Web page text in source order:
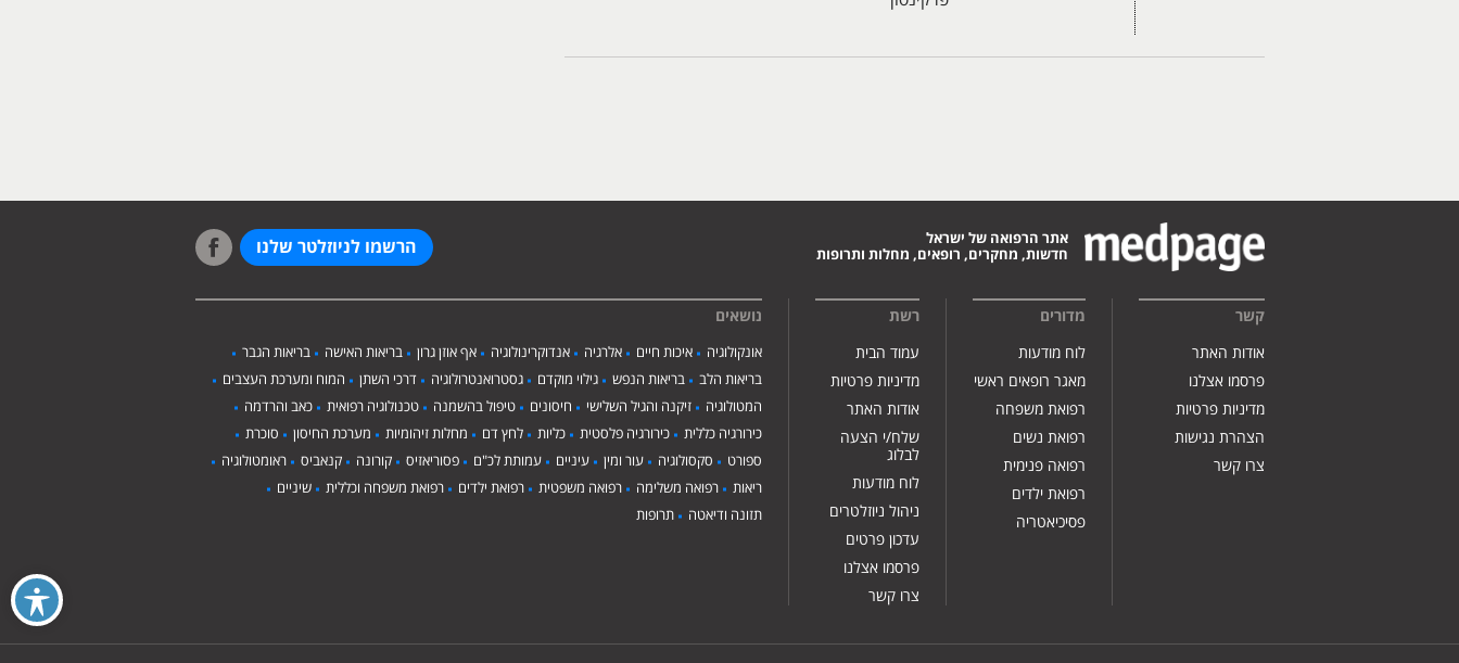
אתר הרפואה של ישראל
חדשות, מחקרים, רופאים, מחלות ותרופות
הרשמו לניוזלטר שלנו
קשר
אודות האתר
פרסמו אצלנו
מדיניות פרטיות
הצהרת נגישות
צרו קשר
מדורים
לוח מודעות
מאגר רופאים ראשי
רפואת משפחה
רפואת נשים
רפואה פנימית
רפואת ילדים
פסיכיאטריה
רשת
עמוד הבית
מדיניות פרטיות
אודות האתר
שלח/י הצעה
לבלוג
לוח מודעות
ניהול ניוזלטרים
עדכון פרטים
פרסמו אצלנו
צרו קשר
נושאים
אונקולוגיה איכות חיים אלרגיה אנדוקרינולוגיה אף אוזן גרון בריאות האישה
בריאות הגבר
בריאות הלב
בריאות הנפש גילוי מוקדם גסטרואנטרולוגיה דרכי השתן
המוח ומערכת העצבים
המטולוגיה
זיקנה והגיל השלישי חיסונים טיפול בהשמנה טכנולוגיה רפואית
כאב והרדמה
כירורגיה כללית
כירורגיה פלסטית כליות לחץ דם מחלות זיהומיות מערכת החיסון
סוכרת
ספורט
סקסולוגיה עור ומין עיניים עמותת לכ"ם פסוריאזיס קורונה קנאביס
ראומטולוגיה
ריאות
רפואה משלימה רפואה משפטית רפואת ילדים רפואת משפחה וכללית
שיניים
תזונה ודיאטה
תרופות